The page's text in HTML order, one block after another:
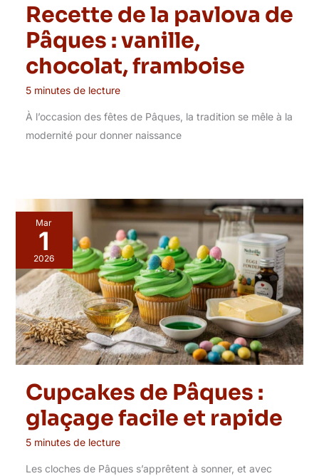
Recette de la pavlova de
Pâques : vanille,
chocolat, framboise
5 minutes de lecture
À l’occasion des fêtes de Pâques, la tradition se mêle à la
modernité pour donner naissance
Mar
1
2026
Cupcakes de Pâques :
glaçage facile et rapide
5 minutes de lecture
Les cloches de Pâques s’apprêtent à sonner, et avec